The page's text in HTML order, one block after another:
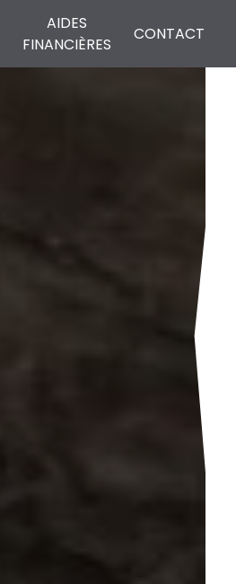
AIDES
FINANCIÈRES
CONTACT